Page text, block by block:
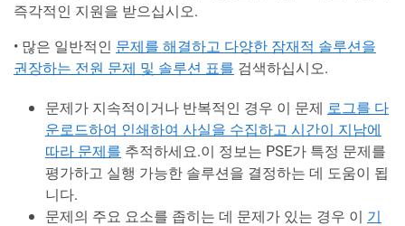
즉각적인 지원을 받으십시오.
• 많은 일반적인 문제를 해결하고 다양한 잠재적 솔루션을
권장하는 전원 문제 및 솔루션 표를 검색하십시오.
문제가 지속적이거나 반복적인 경우 이 문제 로그를 다
운로드하여 인쇄하여 사실을 수집하고 시간이 지남에
따라 문제를 추적하세요.이 정보는 PSE가 특정 문제를
평가하고 실행 가능한 솔루션을 결정하는 데 도움이 됩
니다.
문제의 주요 요소를 좁히는 데 문제가 있는 경우 이 기